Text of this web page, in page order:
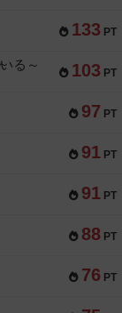
133 PT
103 PT
る～
97 PT
91 PT
91 PT
88 PT
76 PT